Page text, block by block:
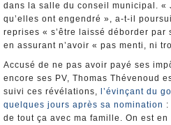
dans la salle du conseil municipal. «
qu’elles ont engendré », a-t-il
reprises « s’être laissé déborder par
en assurant n’avoir « pas menti, ni
Accusé de ne pas avoir payé ses
encore ses PV, Thomas Thévenoud
suivi ces révélations,
l’évinçant du
quelques jours après sa nomination :
de tout ça avec ma famille. On est